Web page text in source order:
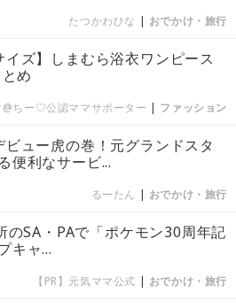
たつかわひな おでかけ・旅行
イズ】しまむら浴衣ワンピース
め
ちー♡公認ママサポーター ファッション
ュー虎の巻！元グランドスタ
便利なサービ...
るーたん おでかけ・旅行
のSA・PAで「ポケモン30周年記
キャ...
【PR】元気ママ公式 おでかけ・旅行